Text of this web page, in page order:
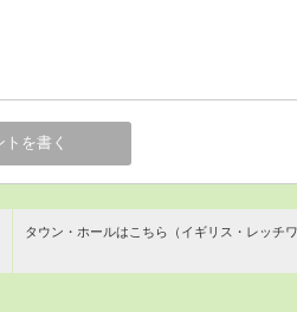
タウン・ホールはこちら（イギリス・レッチ